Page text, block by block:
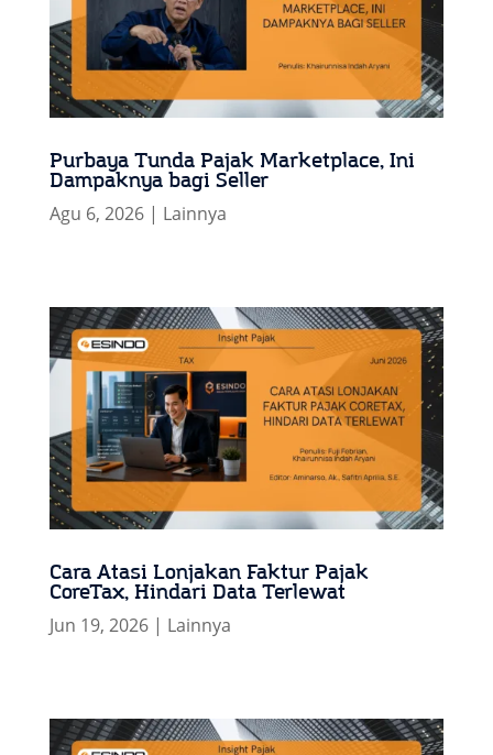
Purbaya Tunda Pajak Marketplace, Ini
Dampaknya bagi Seller
Agu 6, 2026| Lainnya
Cara Atasi Lonjakan Faktur Pajak
CoreTax, Hindari Data Terlewat
Jun 19, 2026| Lainnya